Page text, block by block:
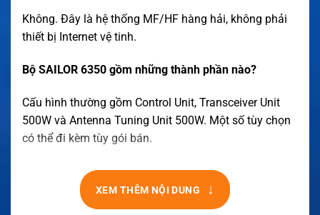
Không. Đây là hệ thống MF/HF hàng hải, không phải
thiết bị Internet vệ tinh.
Bộ SAILOR 6350 gồm những thành phần nào?
Cấu hình thường gồm Control Unit, Transceiver Unit
500W và Antenna Tuning Unit 500W. Một số tùy chọn
có thể đi kèm tùy gói bán.
XEM THÊM NỘI DUNG ↓